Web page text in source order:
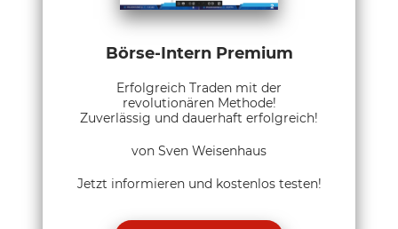
Börse-Intern Premium
Erfolgreich Traden mit der
revolutionären Methode!
Zuverlässig und dauerhaft erfolgreich!
von Sven Weisenhaus
Jetzt informieren und kostenlos testen!